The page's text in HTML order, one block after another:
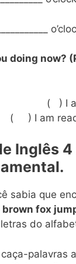
doing now?
( ) I am
am
Inglês 4
sabia que
fox
do
palavras